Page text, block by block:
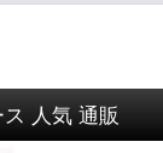
人気 通販